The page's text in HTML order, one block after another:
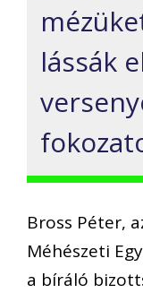
lássák
Bross Péter,
Méhészeti
a bíráló